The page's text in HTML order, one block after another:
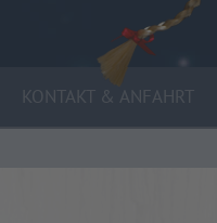
KONTAKT & ANFAHRT